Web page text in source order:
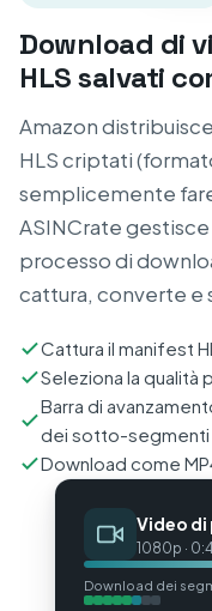
Download di
HLS salvati
Amazon
HLS criptati
semplicemente
ASINCrate
processo di
cattura, converte e
Cattura il manifest
Seleziona la qualità
Barra di
dei sotto-segmenti
Download come
Video
1080p ·
Download dei